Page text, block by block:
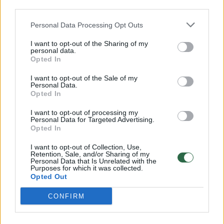
Personal Data Processing Opt Outs
I want to opt-out of the Sharing of my
personal data.
Opted In
I want to opt-out of the Sale of my
Personal Data.
Opted In
I want to opt-out of processing my
Personal Data for Targeted Advertising.
Opted In
I want to opt-out of Collection, Use,
Retention, Sale, and/or Sharing of my
Personal Data that Is Unrelated with the
Purposes for which it was collected.
Opted Out
CONFIRM
00:01:30
Geriausią šio Dakaro rezultatą pasiekęs A. Gelažninkas
ir vėl gaus baudą: „Atsigriebsiu“
Žinios | Sportas
00:01:27
Maratoninis Dakaro greičio ruožas A. Gelažninko akimis:
klaidinga trasa ir koją pakišusi trauma
Prieš naują dieną A. Gelažninkas buvo teigiamai
nusiteikęs: patirtį apkartino tik šaltis
Žinios | Sportas